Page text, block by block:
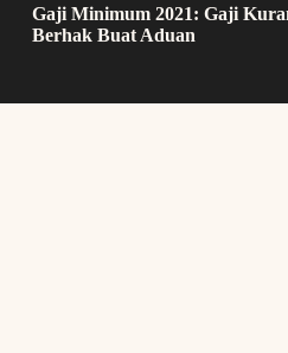
Gaji Minimum 2021: Gaji
Berhak Buat Aduan